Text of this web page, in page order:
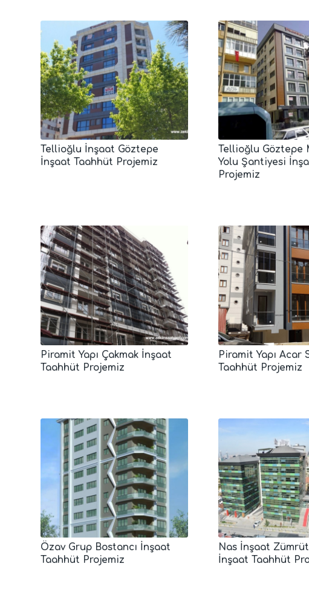
Tellioğlu İnşaat Göztepe
İnşaat Taahhüt Projemiz
Tellioğlu Göztepe
Yolu Şantiyesi
Projemiz
Piramit Yapı Çakmak İnşaat
Taahhüt Projemiz
Piramit Yapı Acar
Taahhüt Projemiz
Özav Grup Bostancı İnşaat
Taahhüt Projemiz
Nas İnşaat
İnşaat Taahhüt